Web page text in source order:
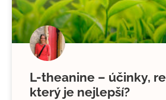
L-theanine – účinky,
který je nejlepší?